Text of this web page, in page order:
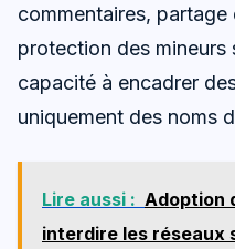
commentaires,
protection des mineurs
capacité à encadrer
uniquement des noms
Lire aussi : Adoption
interdire les réseaux